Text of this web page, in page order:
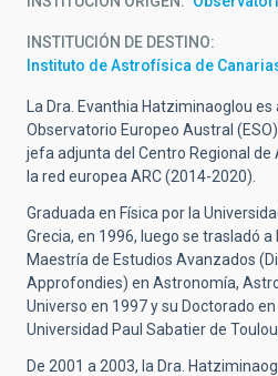
INSTITUCIÓN DE DESTINO
Instituto de Astrofísica de
La Dra. Evanthia Hatziminaoglou
Observatorio Europeo Austral
jefa adjunta del Centro Regional de
la red europea ARC (2014-2020).
Graduada en Física por la
Grecia, en 1996, luego se trasladó
Maestría de Estudios Avanzados
Approfondies) en Astronomía,
Universo en 1997 y su Doctorado
Universidad Paul Sabatier de
De 2001 a 2003, la Dra.